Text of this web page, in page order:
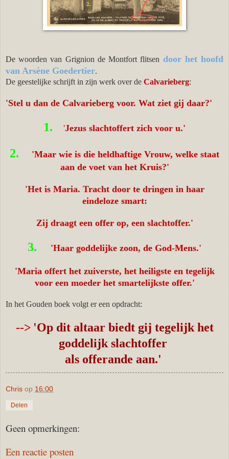
De woorden van Grignion de Montfort flitsen door het hoofd
van Arsène Goedertier.
De geestelijke schrijft in zijn werk over de Calvarieberg:
'Stel u dan de Calvarieberg voor. Wat ziet gij daar?'
1. 'Jezus slachtoffert zich voor u.'
2. 'Maar wie is die heldhaftige Vrouw, welke staat
aan de voet van het Kruis?'
'Het is Maria. Tracht door te dringen in haar
eindeloze smart:
Zij draagt een offer op, een slachtoffer.'
3. 'Haar goddelijke zoon, de God-Mens.'
'Maria offert het zuiverste, het heiligste en tegelijk
voor een moeder het smartelijkste offer.'
In het Gouden boek volgt er een opdracht:
--> 'Op dit altaar biedt gij tegelijk het
goddelijk slachtoffer
als offerande aan.'
Chris op 16:00
Delen
Geen opmerkingen:
Een reactie posten